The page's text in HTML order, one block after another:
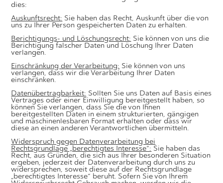
dies:
Auskunftsrecht: Sie haben das Recht, Auskunft über die von
uns zu Ihrer Person gespeicherten Daten zu erhalten.
Berichtigungs- und Löschungsrecht: Sie können von uns die
Berichtigung falscher Daten und Löschung Ihrer Daten
verlangen.
Einschränkung der Verarbeitung: Sie können von uns
verlangen, dass wir die Verarbeitung Ihrer Daten
einschränken.
Datenübertragbarkeit: Sollten Sie uns Daten auf Basis eines
Vertrages oder einer Einwilligung bereitgestellt haben, so
können Sie verlangen, dass Sie die von Ihnen
bereitgestellten Daten in einem strukturierten, gängigen
und maschinenlesbaren Format erhalten oder dass wir
diese an einen anderen Verantwortlichen übermitteln.
Widerspruch gegen Datenverarbeitung bei
Rechtsgrundlage „berechtigtes Interesse“: Sie haben das
Recht, aus Gründen, die sich aus Ihrer besonderen Situation
ergeben, jederzeit der Datenverarbeitung durch uns zu
widersprechen, soweit diese auf der Rechtsgrundlage
„berechtigtes Interesse“ beruht. Sofern Sie von Ihrem